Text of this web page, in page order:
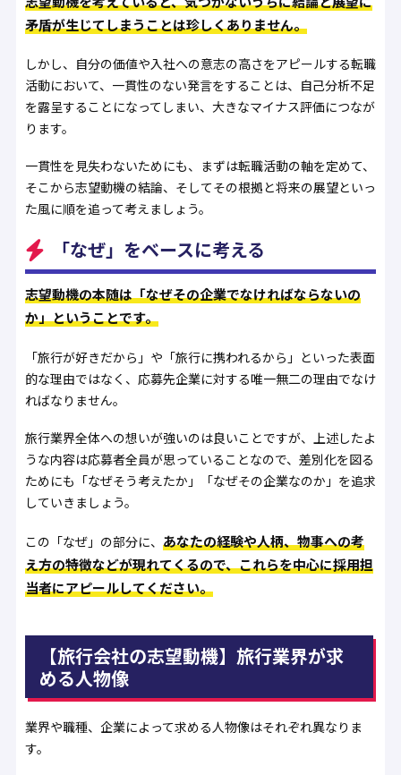
矛盾が生じてしまうことは珍しくありません。
しかし、自分の価値や入社への意志の高さをアピールする転職
活動において、一貫性のない発言をすることは、自己分析不足
を露呈することになってしまい、大きなマイナス評価につなが
ります。
一貫性を見失わないためにも、まずは転職活動の軸を定めて、
そこから志望動機の結論、そしてその根拠と将来の展望といっ
た風に順を追って考えましょう。
「なぜ」をベースに考える
志望動機の本随は「なぜその企業でなければならないの
か」ということです。
「旅行が好きだから」や「旅行に携われるから」といった表面
的な理由ではなく、応募先企業に対する唯一無二の理由でなけ
ればなりません。
旅行業界全体への想いが強いのは良いことですが、上述したよ
うな内容は応募者全員が思っていることなので、差別化を図る
ためにも「なぜそう考えたか」「なぜその企業なのか」を追求
していきましょう。
この「なぜ」の部分に、 あなたの経験や人柄、物事への考
え方の特徴などが現れてくるので、これらを中心に採用担
当者にアピールしてください。
【旅行会社の志望動機】旅行業界が求
める人物像
業界や職種、企業によって求める人物像はそれぞれ異なりま
す。